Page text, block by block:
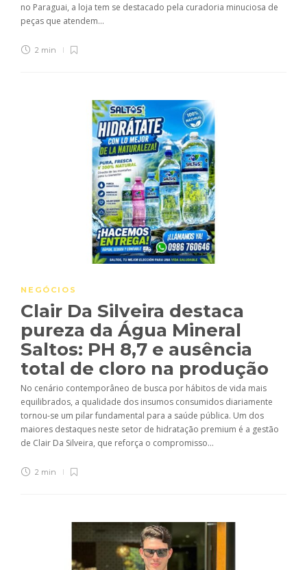
no Paraguai, a loja tem se destacado pela curadoria minuciosa de
peças que atendem...
2 min
NEGÓCIOS
Clair Da Silveira destaca
pureza da Água Mineral
Saltos: PH 8,7 e ausência
total de cloro na produção
No cenário contemporâneo de busca por hábitos de vida mais
equilibrados, a qualidade dos insumos consumidos diariamente
tornou-se um pilar fundamental para a saúde pública. Um dos
maiores destaques neste setor de hidratação premium é a gestão
de Clair Da Silveira, que reforça o compromisso...
2 min